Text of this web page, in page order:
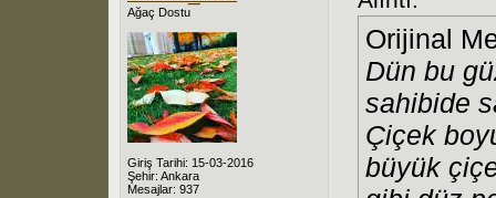
Ağaç Dostu
Giriş Tarihi: 15-03-2016
Şehir: Ankara
Mesajlar: 937
Orijinal
Dün bu
sahibide
Çiçek
büyük